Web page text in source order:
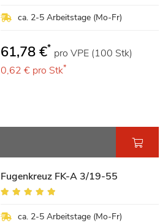
ca. 2-5 Arbeitstage (Mo-Fr)
61,78 €* pro VPE (100 Stk)
0,62 € pro Stk*
Fugenkreuz FK-A 3/19-55
Bewertung:
ca. 2-5 Arbeitstage (Mo-Fr)